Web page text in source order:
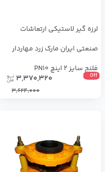
لرزه گیر لاستیکی ارتعاشات
صنعتی ایران مارک زرد مهاردار
فلنج سایز 2 اینچ PN10
Off
3,370,320
3,624,000